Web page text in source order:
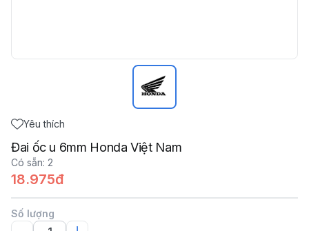
Yêu thích
Đai ốc u 6mm Honda Việt Nam
Có sẵn: 2
18.975đ
Số lượng